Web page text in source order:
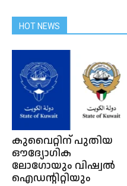
HOT NEWS
കുവൈറ്റിന് പുതിയ
ഔദ്യോഗിക
ലോഗോയും വിഷ്വൽ
ഐഡൻ്റിറ്റിയും